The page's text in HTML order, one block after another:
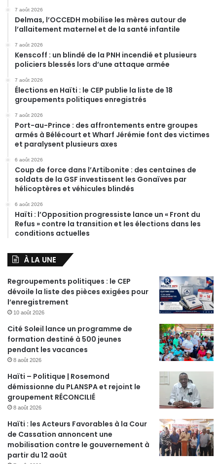
7 août 2026
Delmas, l’OCCEDH mobilise les mères autour de
l’allaitement maternel et de la santé infantile
7 août 2026
Kenscoff : un blindé de la PNH incendié et plusieurs
policiers blessés lors d’une attaque armée
7 août 2026
Élections en Haïti : le CEP publie la liste de 18
groupements politiques enregistrés
7 août 2026
Port-au-Prince : des affrontements entre groupes
armés à Bélécourt et Wharf Jérémie font des victimes
et paralysent plusieurs axes
6 août 2026
Coup de force dans l’Artibonite : des centaines de
soldats de la GSF investissent les Gonaïves par
hélicoptères et véhicules blindés
6 août 2026
Haïti : l’Opposition progressiste lance un « Front du
Refus » contre la transition et les élections dans les
conditions actuelles
À LA UNE
Regroupements politiques : le CEP
dévoile la liste des pièces exigées pour
l’enregistrement
10 août 2026
Cité Soleil lance un programme de
formation destiné à 500 jeunes
pendant les vacances
8 août 2026
Haïti – Politique | Rosemond
démissionne du PLANSPA et rejoint le
groupement RÉCONCILIÉ
8 août 2026
Haïti : les Acteurs Favorables à la Cour
de Cassation annoncent une
mobilisation contre le gouvernement à
partir du 12 août